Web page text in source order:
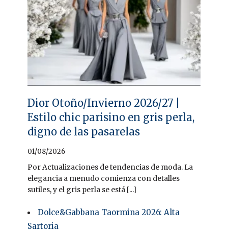
Dior Otoño/Invierno 2026/27 |
Estilo chic parisino en gris perla,
digno de las pasarelas
01/08/2026
Por Actualizaciones de tendencias de moda. La
elegancia a menudo comienza con detalles
sutiles, y el gris perla se está [...]
Dolce&Gabbana Taormina 2026: Alta
Sartoria